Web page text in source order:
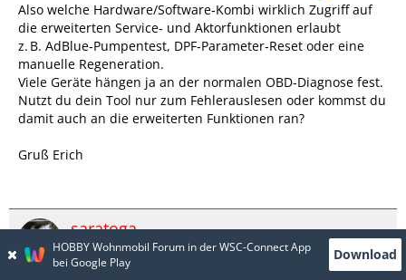
Also welche Hardware/Software‑Kombi wirklich Zugriff auf
die erweiterten Service‑ und Aktorfunktionen erlaubt
z. B. AdBlue‑Pumpentest, DPF‑Parameter‑Reset oder eine
manuelle Regeneration.
Viele Geräte hängen ja an der normalen OBD‑Diagnose fest.
Nutzt du dein Tool nur zum Fehlerauslesen oder kommst du
damit auch an die erweiterten Funktionen ran?
Gruß Erich
saratoga
Moderator
HOBBY Wohnmobil Forum in der WSC-Connect App
bei Google Play
Download